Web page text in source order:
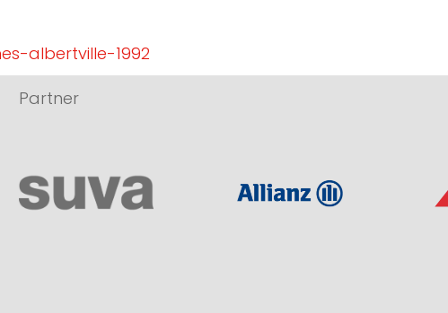
albertville-1992
Partner